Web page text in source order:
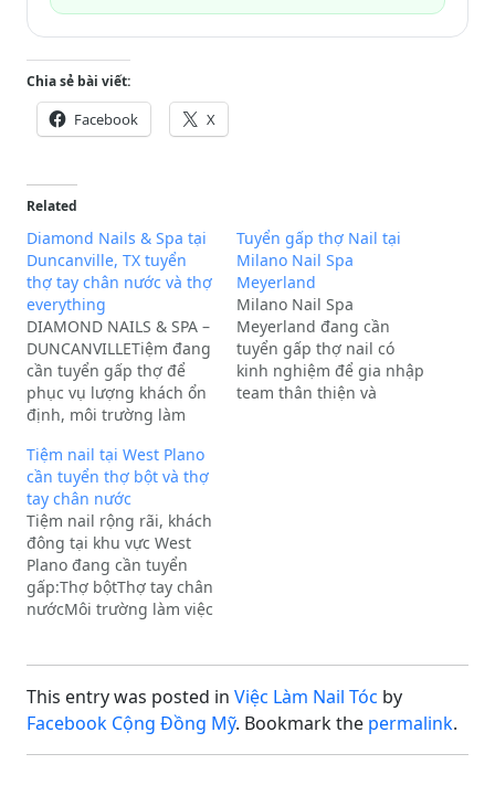
Chia sẻ bài viết:
Facebook X
Related
Diamond Nails & Spa tại
Duncanville, TX tuyển
thợ tay chân nước và thợ
everything
DIAMOND NAILS & SPA –
DUNCANVILLETiệm đang
cần tuyển gấp thợ để
phục vụ lượng khách ổn
định, môi trường làm
chuyên nghiệp.Vị trí cần
tuyển:01 Thợ Tay Chân
Nước: Môi trường thân
thiện, hỗ trợ tận tình,
thu nhập ổn định, lương
đảm bảo, tip…
Tuyển gấp thợ Nail tại
Milano Nail Spa
Meyerland
Milano Nail Spa
Meyerland đang cần
tuyển gấp thợ nail có
kinh nghiệm để gia nhập
team thân thiện và
Tiệm nail tại West Plano
cần tuyển thợ bột và thợ
tay chân nước
Tiệm nail rộng rãi, khách
đông tại khu vực West
Plano đang cần tuyển
gấp:Thợ bộtThợ tay chân
nướcMôi trường làm việc
trực tiếp với chị Tuyền
qua số điện thoại: (469)
This entry was posted in Việc Làm Nail Tóc by
Facebook Cộng Đồng Mỹ. Bookmark the permalink.